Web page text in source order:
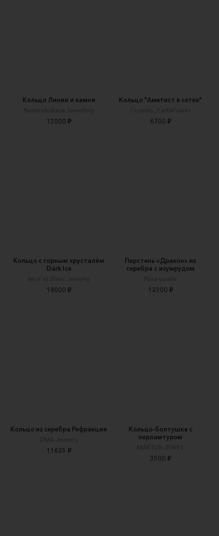
Кольцо Линии и камни
Neterebskaya Jewellery
13000 ₽
Кольцо "Аметист в сетке"
Crystals_EarthPower
6700 ₽
Кольцо с горным хрусталём
Dark Ice
Noir et Blanc Jewelry
18000 ₽
Перстень «Дракон» из
серебра с изумрудом
Nina-yuvelir
12300 ₽
Кольцо из серебра Рефракция
ZIMA Jewelry
11625 ₽
Кольцо-болтушка с
перламтуром
MAKTUB JEWEL
3500 ₽